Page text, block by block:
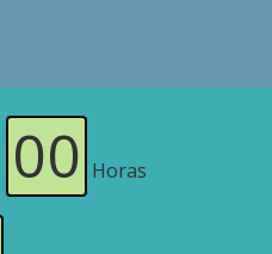
00 Horas